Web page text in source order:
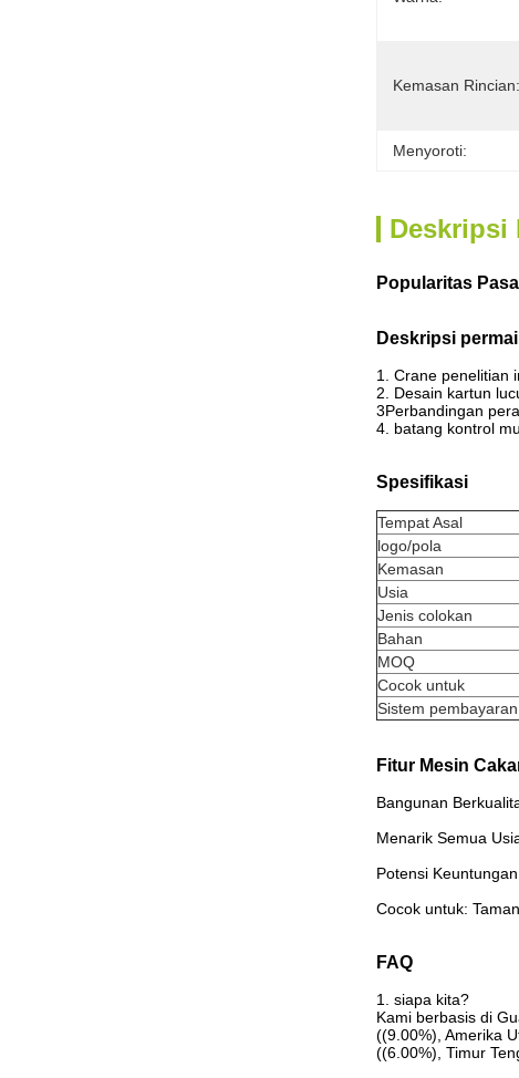
Kemasan Rincian:
Menyoroti:
Deskripsi
Popularitas
Deskripsi
1. Crane penelitian
2. Desain kartun
3Perbandingan
4. batang kontrol
Spesifikasi
Tempat Asal
logo/pola
Kemasan
Usia
Jenis colokan
Bahan
MOQ
Cocok untuk
Sistem pembayaran
Fitur Mesin
Bangunan
Menarik Semua
Potensi
Cocok untuk:
FAQ
1. siapa kita?
Kami berbasis di
((9.00%), Amerika
((6.00%), Timur